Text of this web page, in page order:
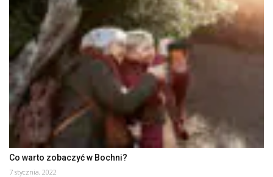
Co warto zobaczyć w Bochni?
7 stycznia, 2022